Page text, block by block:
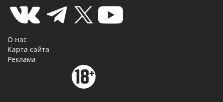
О нас
Карта сайта
Реклама